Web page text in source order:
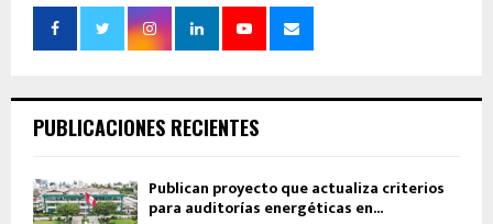
PUBLICACIONES RECIENTES
Publican proyecto que actualiza criterios
para auditorías energéticas en...